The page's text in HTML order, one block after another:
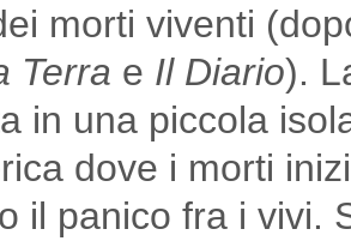
morti viventi
Terra e Il Diario).
in una piccola
dove i morti
il panico fra i vivi.